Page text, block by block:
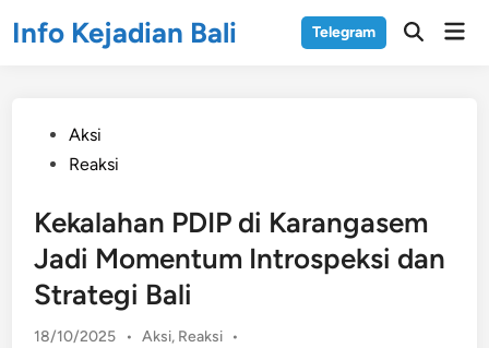
toInfo Kejadian Bali Telegram
Open
PostedAksi
Reaksi
Kekalahan PDIP di Karangasem
Jadi Momentum Introspeksi dan
Strategi Bali
18/10/2025 • Posted
Aksi, Reaksi •